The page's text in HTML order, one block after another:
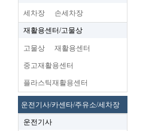
세차장 손세차장
재활용센터/고물상
고물상 재활용센터
중고재활용센터
플라스틱재활용센터
운전기사/카센타/주유소/세차장
운전기사